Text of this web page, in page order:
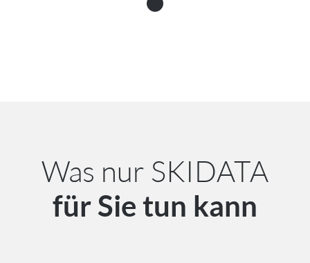
Was nur SKIDATA
für Sie tun kann